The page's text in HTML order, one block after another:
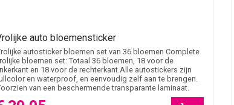
veel contrast, terwijl witte of zachte kleuren juist
uitstraling te geven zonder permanente
auto bloemensticker
autosticker bloemen set van 36 bloemen Complete
bloemen set: Totaal 36 bloemen, 18 voor de
en 18 voor de rechterkant.Alle autostickers zijn
en waterproof, en eenvoudig zelf aan te brengen.
van een beschermende transparante laminaat.